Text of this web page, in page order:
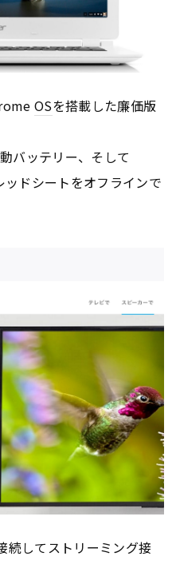
OSを搭載した廉価版
バッテリー、そして
ドシートをオフラインで
続してストリーミング接